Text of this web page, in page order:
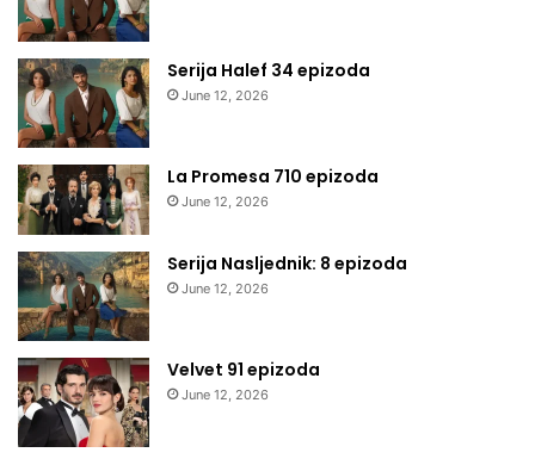
Serija Halef 34 epizoda
June 12, 2026
La Promesa 710 epizoda
June 12, 2026
Serija Nasljednik: 8 epizoda
June 12, 2026
Velvet 91 epizoda
June 12, 2026